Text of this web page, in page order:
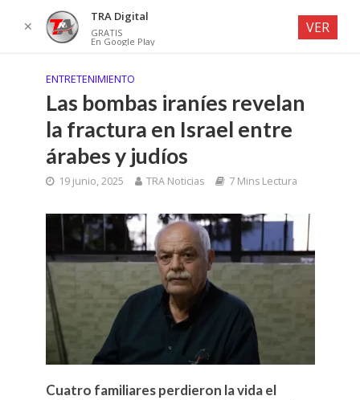
ENTRETENIMIENTO
Las bombas iraníes revelan
la fractura en Israel entre
árabes y judíos
19 junio, 2025 TRA Noticias 7 Mins Lectura
Cuatro familiares perdieron la vida el
✕
TRA Digital
GRATIS
En Google Play
VER